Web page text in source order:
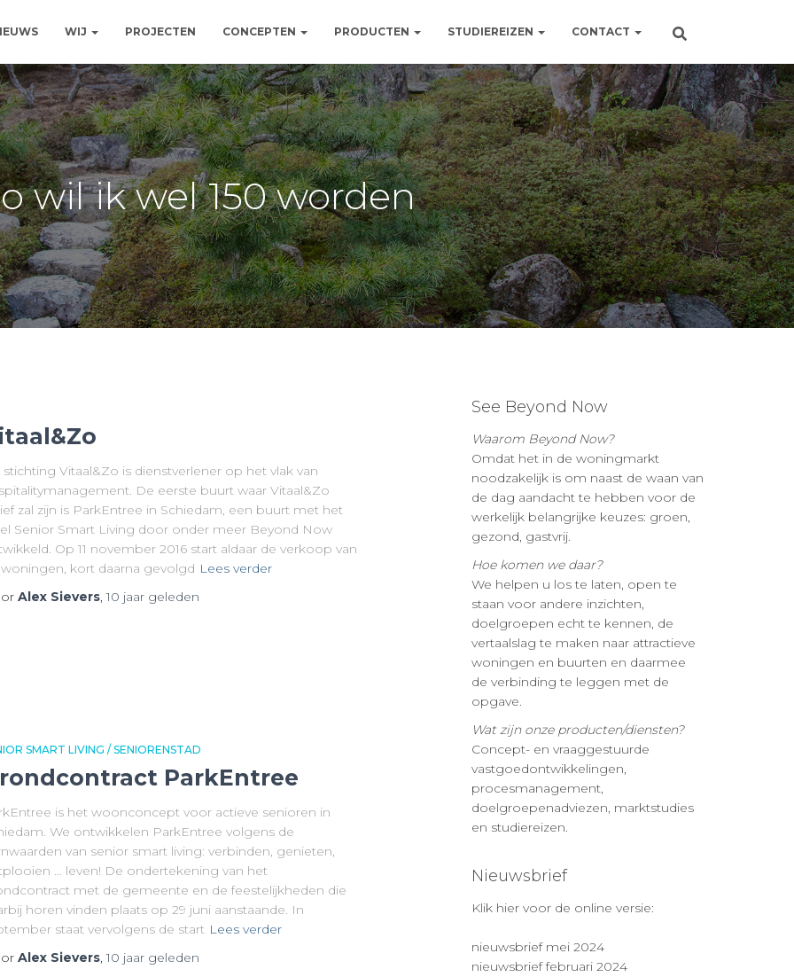
WIJ PROJECTEN CONCEPTEN PRODUCTEN STUDIEREIZEN CONTACT
wil ik wel 150 worden
Vitaal&Zo is dienstverlener op het vlak van
De eerste buurt waar Vitaal&Zo
zal zijn is ParkEntree in Schiedam, een buurt met het
Senior Smart Living door onder meer Beyond Now
Op 11 november 2016 start aldaar de verkoop van
kort daarna gevolgd Lees verder
Alex Sievers,10 jaar geleden
SMART LIVING / SENIORENSTAD
ParkEntree
is het woonconcept voor actieve senioren in
We ontwikkelen ParkEntree volgens de
van senior smart living: verbinden, genieten,
… leven! De ondertekening van het
met de gemeente en de feestelijkheden die
horen vinden plaats op 29 juni aanstaande. In
staat vervolgens de start Lees verder
Alex Sievers,10 jaar geleden
See Beyond Now
Waarom Beyond Now?
Omdat het in de woningmarkt
noodzakelijk is om naast de waan van
de dag aandacht te hebben voor de
werkelijk belangrijke keuzes: groen,
gezond, gastvrij.
Hoe komen we daar?
We helpen u los te laten, open te
staan voor andere inzichten,
doelgroepen echt te kennen, de
vertaalslag te maken naar attractieve
woningen en buurten en daarmee
de verbinding te leggen met de
opgave.
Wat zijn onze producten/diensten?
Concept- en vraaggestuurde
vastgoedontwikkelingen,
procesmanagement,
doelgroepenadviezen, marktstudies
en studiereizen.
Nieuwsbrief
Klik hier voor de online versie:
nieuwsbrief mei 2024
nieuwsbrief februari 2024